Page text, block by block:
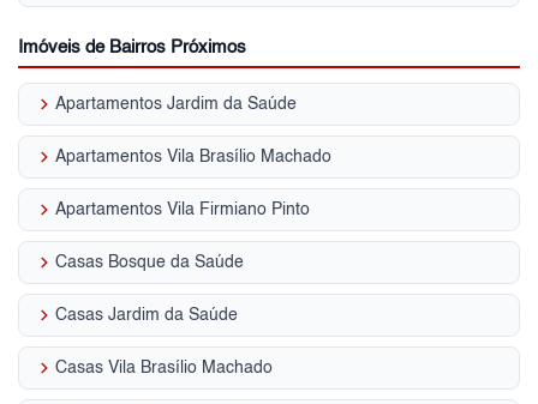
Imóveis de Bairros Próximos
keyboard_arrow_right Apartamentos Jardim da Saúde
keyboard_arrow_right Apartamentos Vila Brasílio Machado
keyboard_arrow_right Apartamentos Vila Firmiano Pinto
keyboard_arrow_right Casas Bosque da Saúde
keyboard_arrow_right Casas Jardim da Saúde
keyboard_arrow_right Casas Vila Brasílio Machado